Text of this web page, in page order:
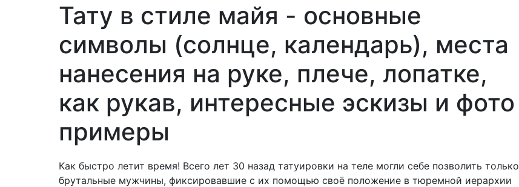
Тату в стиле майя - основные
символы (солнце, календарь), места
нанесения на руке, плече, лопатке,
как рукав, интересные эскизы и фото
примеры
Как быстро летит время! Всего лет 30 назад татуировки на теле могли себе позволить только
брутальные мужчины, фиксировавшие с их помощью своё положение в тюремной иерархии